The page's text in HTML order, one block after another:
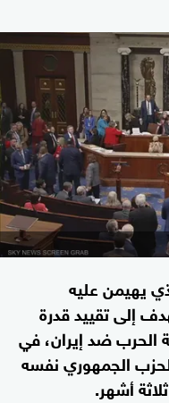
يهيمن عليه
إلى تقييد قدرة
الحرب ضد إيران، في
الجمهوري نفسه
أشهر.